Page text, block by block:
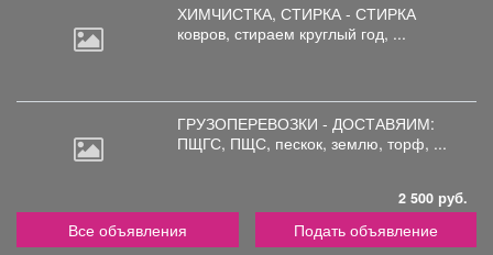
ХИМЧИСТКА, СТИРКА - СТИРКА
ковров, стираем круглый год, ...
ГРУЗОПЕРЕВОЗКИ - ДОСТАВЯИМ:
ПЩГС, ПЩС, пескок, землю, торф, ...
2 500 руб.
Все объявления Подать объявление